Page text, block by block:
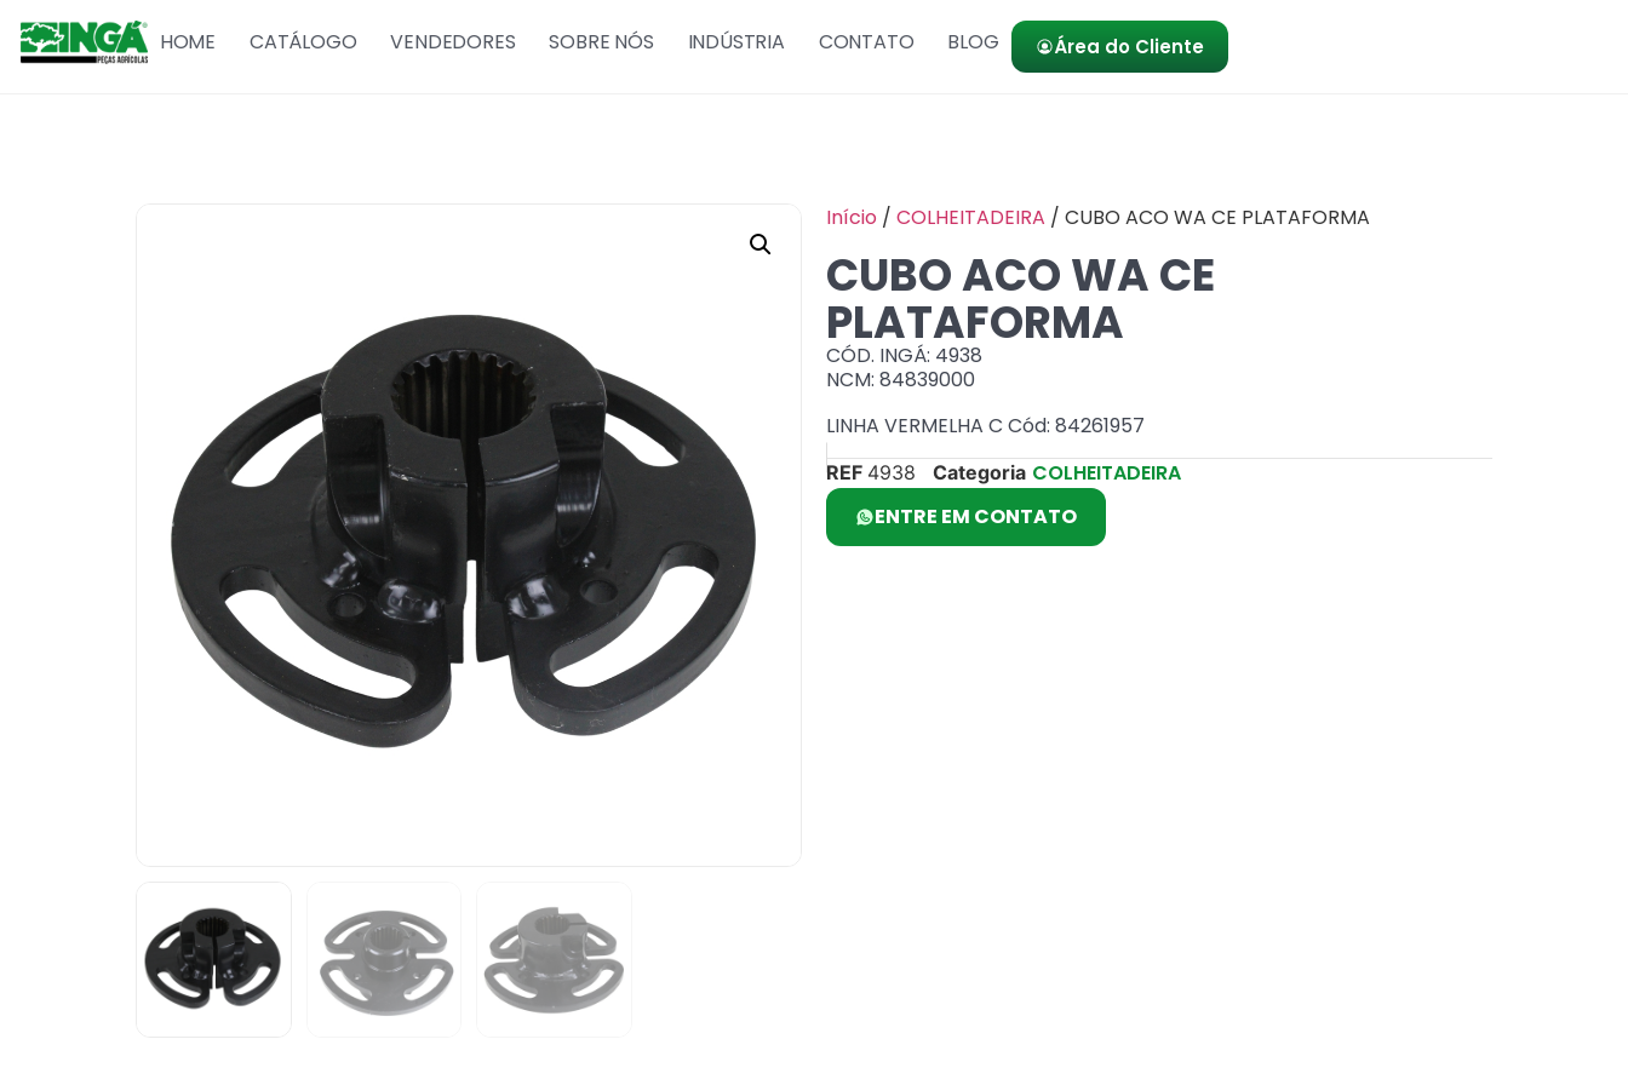
HOME CATÁLOGO VENDEDORES SOBRE NÓS INDÚSTRIA CONTATO BLOG Área do Cliente
Início / COLHEITADEIRA / CUBO ACO WA CE PLATAFORMA
CUBO ACO WA CE
PLATAFORMA
CÓD. INGÁ: 4938
NCM: 84839000
LINHA VERMELHA C Cód: 84261957
REF 4938 Categoria COLHEITADEIRA
ENTRE EM CONTATO